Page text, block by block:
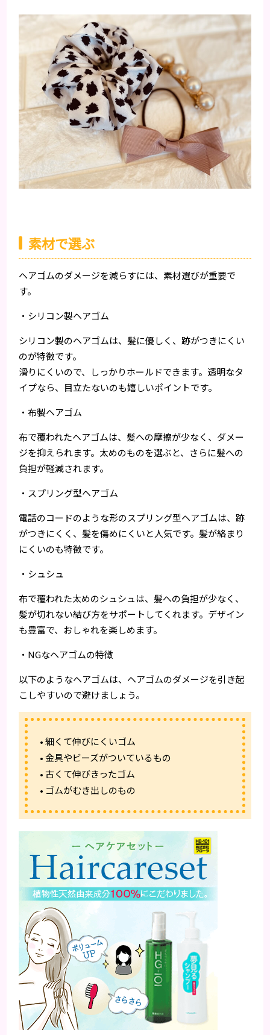
素材で選ぶ
ヘアゴムのダメージを減らすには、素材選びが重要で
す。
・シリコン製ヘアゴム
シリコン製のヘアゴムは、髪に優しく、跡がつきにくい
のが特徴です。
滑りにくいので、しっかりホールドできます。透明なタ
イプなら、目立たないのも嬉しいポイントです。
・布製ヘアゴム
布で覆われたヘアゴムは、髪への摩擦が少なく、ダメー
ジを抑えられます。太めのものを選ぶと、さらに髪への
負担が軽減されます。
・スプリング型ヘアゴム
電話のコードのような形のスプリング型ヘアゴムは、跡
がつきにくく、髪を傷めにくいと人気です。髪が絡まり
にくいのも特徴です。
・シュシュ
布で覆われた太めのシュシュは、髪への負担が少なく、
髪が切れない結び方をサポートしてくれます。デザイン
も豊富で、おしゃれを楽しめます。
・NGなヘアゴムの特徴
以下のようなヘアゴムは、ヘアゴムのダメージを引き起
こしやすいので避けましょう。
• 細くて伸びにくいゴム
• 金具やビーズがついているもの
• 古くて伸びきったゴム
• ゴムがむき出しのもの